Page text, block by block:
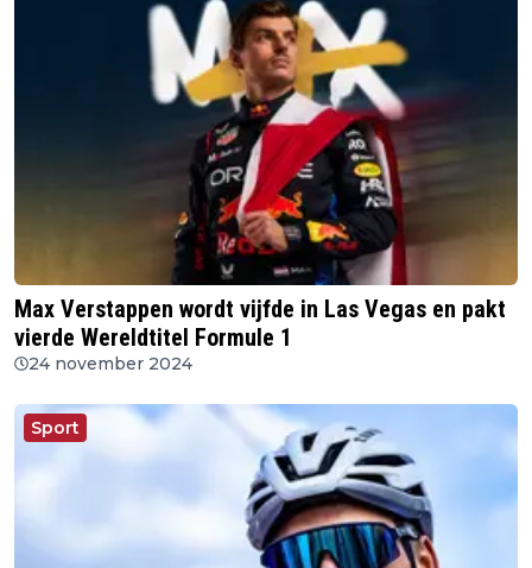
Max Verstappen wordt vijfde in Las Vegas en pakt
vierde Wereldtitel Formule 1
24 november 2024
Sport